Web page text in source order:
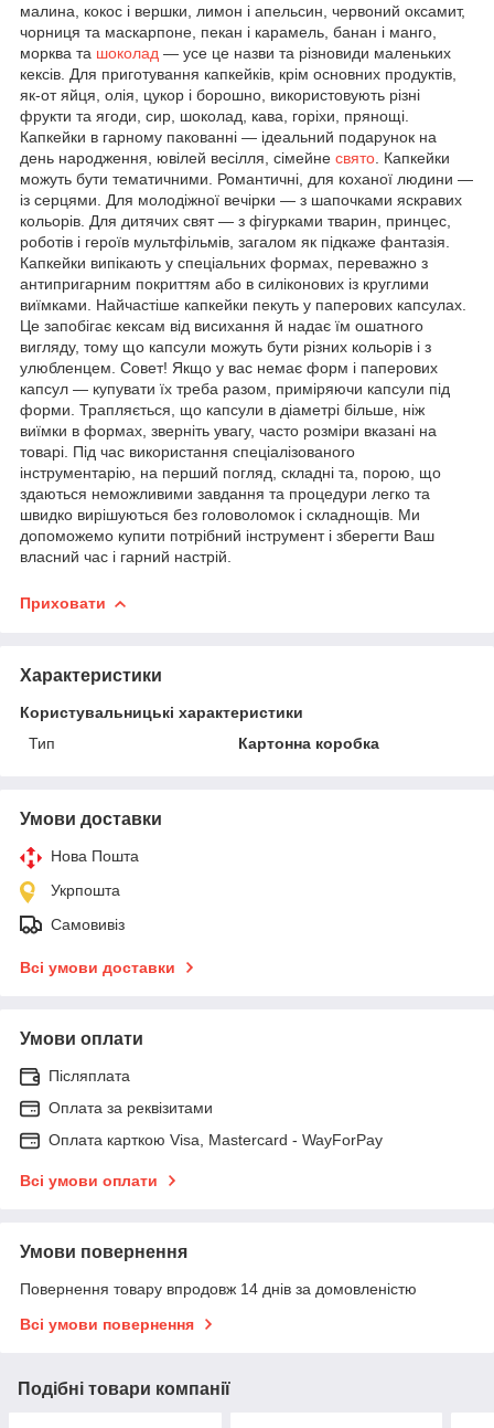
малина, кокос і вершки, лимон і апельсин, червоний оксамит,
чорниця та маскарпоне, пекан і карамель, банан і манго,
морква та шоколад — усе це назви та різновиди маленьких
кексів. Для приготування капкейків, крім основних продуктів,
як-от яйця, олія, цукор і борошно, використовують різні
фрукти та ягоди, сир, шоколад, кава, горіхи, прянощі.
Капкейки в гарному пакованні — ідеальний подарунок на
день народження, ювілей весілля, сімейне свято . Капкейки
можуть бути тематичними. Романтичні, для коханої людини —
із серцями. Для молодіжної вечірки — з шапочками яскравих
кольорів. Для дитячих свят — з фігурками тварин, принцес,
роботів і героїв мультфільмів, загалом як підкаже фантазія.
Капкейки випікають у спеціальних формах, переважно з
антипригарним покриттям або в силіконових із круглими
виїмками. Найчастіше капкейки пекуть у паперових капсулах.
Це запобігає кексам від висихання й надає їм ошатного
вигляду, тому що капсули можуть бути різних кольорів і з
улюбленцем. Совет! Якщо у вас немає форм і паперових
капсул — купувати їх треба разом, приміряючи капсули під
форми. Трапляється, що капсули в діаметрі більше, ніж
виїмки в формах, зверніть увагу, часто розміри вказані на
товарі. Під час використання спеціалізованого
інструментарію, на перший погляд, складні та, порою, що
здаються неможливими завдання та процедури легко та
швидко вирішуються без головоломок і складнощів. Ми
допоможемо купити потрібний інструмент і зберегти Ваш
власний час і гарний настрій.
Приховати
Характеристики
Користувальницькі характеристики
Тип
Картонна коробка
Умови доставки
Нова Пошта
Укрпошта
Самовивіз
Всі умови доставки
Умови оплати
Післяплата
Оплата за реквізитами
Оплата карткою Visa, Mastercard - WayForPay
Всі умови оплати
Умови повернення
Повернення товару впродовж 14 днів за домовленістю
Всі умови повернення
Подібні товари компанії